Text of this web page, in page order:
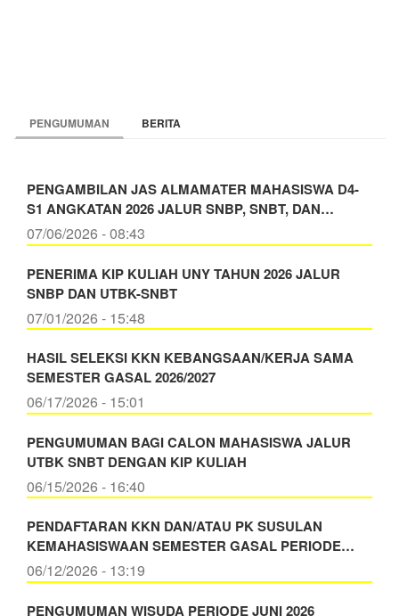
PENGUMUMAN BERITA
PENGAMBILAN JAS ALMAMATER MAHASISWA D4-
S1 ANGKATAN 2026 JALUR SNBP, SNBT, DAN…
07/06/2026 - 08:43
PENERIMA KIP KULIAH UNY TAHUN 2026 JALUR
SNBP DAN UTBK-SNBT
07/01/2026 - 15:48
HASIL SELEKSI KKN KEBANGSAAN/KERJA SAMA
SEMESTER GASAL 2026/2027
06/17/2026 - 15:01
PENGUMUMAN BAGI CALON MAHASISWA JALUR
UTBK SNBT DENGAN KIP KULIAH
06/15/2026 - 16:40
PENDAFTARAN KKN DAN/ATAU PK SUSULAN
KEMAHASISWAAN SEMESTER GASAL PERIODE…
06/12/2026 - 13:19
PENGUMUMAN WISUDA PERIODE JUNI 2026